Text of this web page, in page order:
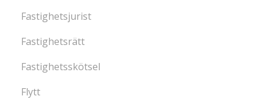
Fastighetsjurist
Fastighetsrätt
Fastighetsskötsel
Flytt